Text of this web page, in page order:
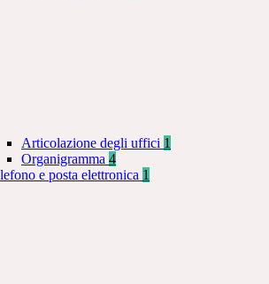
Articolazione degli uffici 1
Organigramma 4
e posta elettronica 1